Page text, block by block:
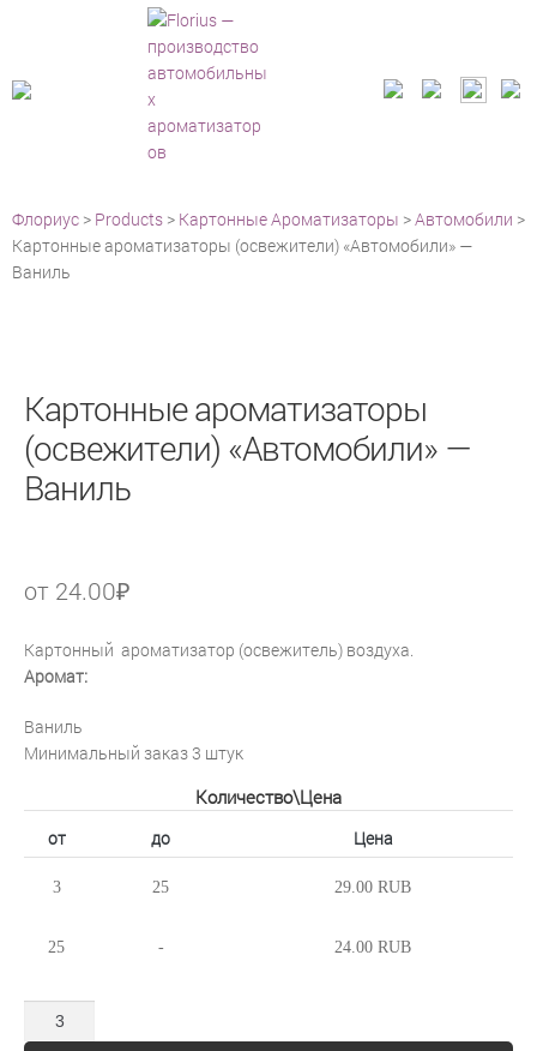
Флориус > Products > Картонные Ароматизаторы >Автомобили >
Картонные ароматизаторы (освежители) «Автомобили» —
Ваниль
Картонные ароматизаторы
(освежители) «Автомобили» —
Ваниль
от 24.00₽
Картонный ароматизатор (освежитель) воздуха.
Аромат:
Ваниль
Минимальный заказ 3 штук
Количество\Цена
от до Цена
3 25 29.00 RUB
25 - 24.00 RUB
Количество